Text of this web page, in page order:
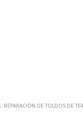
REPARACIÓN DE TOLDOS DE